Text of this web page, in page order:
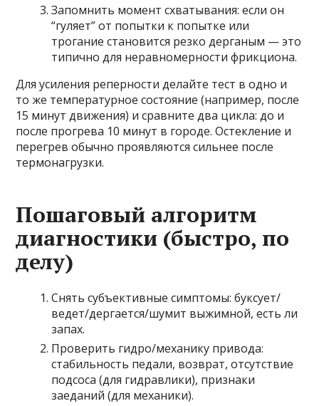
Запомнить момент схватывания: если он
“гуляет” от попытки к попытке или
трогание становится резко дерганым — это
типично для неравномерности фрикциона.
Для усиления реперности делайте тест в одно и
то же температурное состояние (например, после
15 минут движения) и сравните два цикла: до и
после прогрева 10 минут в городе. Остекление и
перегрев обычно проявляются сильнее после
термонагрузки.
Пошаговый алгоритм
диагностики (быстро, по
делу)
Снять субъективные симптомы: буксует/
ведет/дергается/шумит выжимной, есть ли
запах.
Проверить гидро/механику привода:
стабильность педали, возврат, отсутствие
подсоса (для гидравлики), признаки
заеданий (для механики).